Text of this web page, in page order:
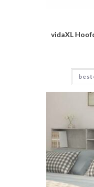
vidaXL